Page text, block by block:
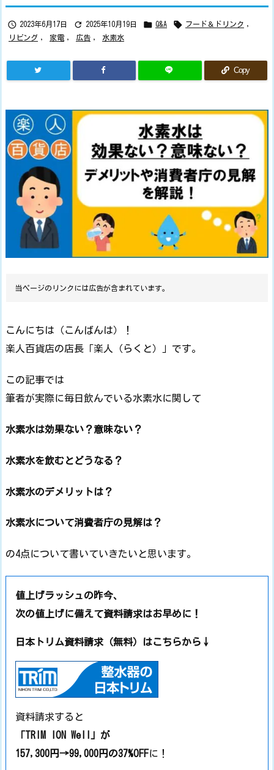
 2023年6月17日  2025年10月19日  Q&A  フード＆ドリンク ,
リビング , 家電 , 広告 , 水素水
Copy
当ページのリンクには広告が含まれています。
こんにちは（こんばんは）！
楽人百貨店の店長「楽人（らくと）」です。
この記事では
筆者が実際に毎日飲んでいる水素水に関して
水素水は効果ない？意味ない？
水素水を飲むとどうなる？
水素水のデメリットは？
水素水について消費者庁の見解は？
の4点について書いていきたいと思います。
値上げラッシュの昨今、
次の値上げに備えて資料請求はお早めに！
日本トリム資料請求（無料）はこちらから↓
資料請求すると
「TRIM ION Well」が
157,300円→99,000円の37%OFFに！